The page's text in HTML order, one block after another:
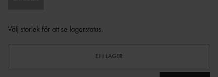
Välj storlek för att se lagerstatus.
EJ I LAGER